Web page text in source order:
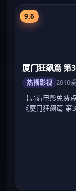
型，主演任嘉伦…
9.6